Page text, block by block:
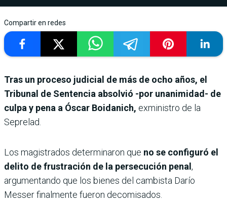
Compartir en redes
Tras un proceso judicial de más de ocho años, el
Tribunal de Sentencia absolvió -por unanimidad- de
culpa y pena a Óscar Boidanich, exministro de la
Seprelad.
Los magistrados determinaron que no se configuró el
delito de frustración de la persecución penal ,
argumentando que los bienes del cambista Darío
Messer finalmente fueron decomisados.